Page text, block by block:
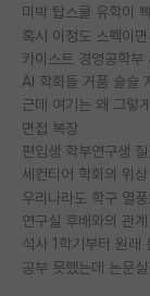
미박 탑스쿨 유학이
혹시 이정도 스펙이
카이스트 경영공학부
AI 학회들 거품 슬슬
근데 여기는 왜 그렇
면접 복장
편입생 학부연구생
세컨티어 학회의 위상
연구실 후배와의 관계
석사 1학기부터 원래
공부 못했는데 논문